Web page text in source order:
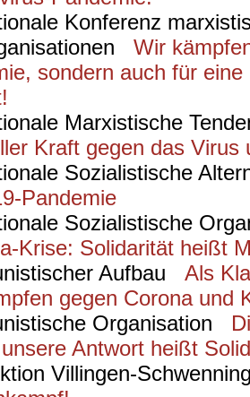
Konferenz
Wir
sondern auch für
Marxistische
Kraft gegen das
Sozialistische
Pandemie
Sozialistische
Krise: Solidarität heißt
Aufbau Als
gegen Corona und
Organisation
Antwort heißt
Villingen-